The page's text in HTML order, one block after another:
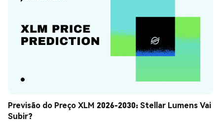
Previsão do Preço XLM 2026-2030: Stellar Lumens Vai
Subir?